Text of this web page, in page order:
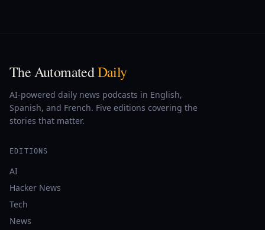
The AutomatedDaily
AI-powered daily news podcasts in English,
Spanish, and French. Five editions covering the
stories that matter.
EDITIONS
AI
Hacker News
Tech
News